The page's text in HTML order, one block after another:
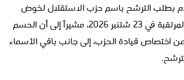
بطلب الترشح باسم حزب الاستقلال لخوض
الانتخابات التشريعية المرتقبة في 23 شتنبر 2026، مشيراً إلى أن الحسم
اختصاص قيادة الحزب، إلى جانب باقي الأسماء